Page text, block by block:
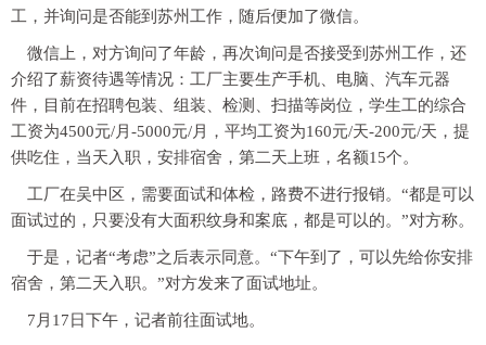
工，并询问是否能到苏州工作，随后便加了微信。
微信上，对方询问了年龄，再次询问是否接受到苏州工作，还
介绍了薪资待遇等情况：工厂主要生产手机、电脑、汽车元器
件，目前在招聘包装、组装、检测、扫描等岗位，学生工的综合
工资为4500元/月-5000元/月，平均工资为160元/天-200元/天，提
供吃住，当天入职，安排宿舍，第二天上班，名额15个。
工厂在吴中区，需要面试和体检，路费不进行报销。“都是可以
面试过的，只要没有大面积纹身和案底，都是可以的。”对方称。
于是，记者“考虑”之后表示同意。“下午到了，可以先给你安排
宿舍，第二天入职。”对方发来了面试地址。
7月17日下午，记者前往面试地。